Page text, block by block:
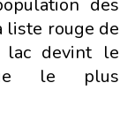
liste rouge de
lac devint le
le plus